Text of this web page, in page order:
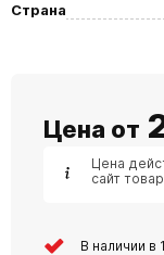
Страна
Цена от
Цена
сайт
В наличии в